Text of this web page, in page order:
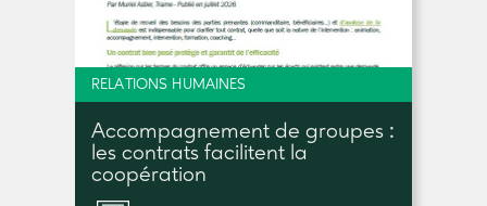
RELATIONS HUMAINES
Accompagnement de groupes :
les contrats facilitent la
coopération